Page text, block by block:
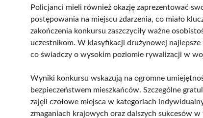
Policjanci mieli również okazję zaprezentować
postępowania na miejscu zdarzenia, co miało
zakończenia konkursu zaszczyciły ważne
uczestnikom. W klasyfikacji drużynowej najlepsze
co świadczy o wysokim poziomie rywalizacji w
Wyniki konkursu wskazują na ogromne
bezpieczeństwem mieszkańców. Szczególne
zajęli czołowe miejsca w kategoriach
zmaganiach krajowych oraz dalszych sukcesów